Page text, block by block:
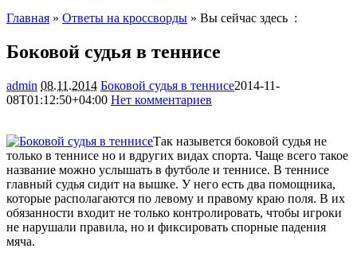
Главная » Ответы на кроссворды » Вы сейчас здесь :
Боковой судья в теннисе
admin 08.11.2014 Боковой судья в теннисе2014-11-
08T01:12:50+04:00 Нет комментариев
Так назывется боковой судья не
только в теннисе но и вдругих видах спорта. Чаще всего такое
название можно услышать в футболе и теннисе. В теннисе
главный судья сидит на вышке. У него есть два помощника,
которые располагаются по левому и правому краю поля. В их
обязанности входит не только контролировать, чтобы игроки
не нарушали правила, но и фиксировать спорные падения
мяча.